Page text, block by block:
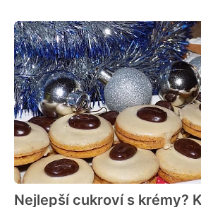
Nejlepší cukroví s krémy?